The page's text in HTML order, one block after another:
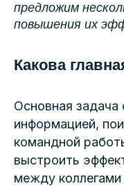
предложим
повышения их
Какова
Основная
информацией,
командной
выстроить
между